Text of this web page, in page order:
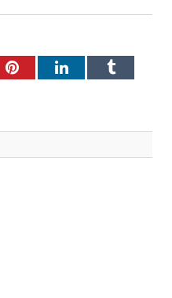
PinterestLinkedInTumblr